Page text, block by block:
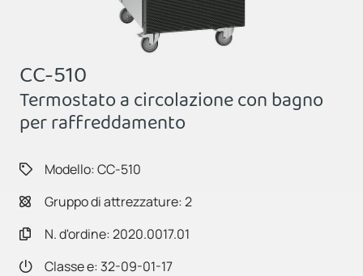
CC-510
Termostato a circolazione con bagno
per raffreddamento
Modello: CC-510
Gruppo di attrezzature: 2
N. d'ordine: 2020.0017.01
Classe e: 32-09-01-17